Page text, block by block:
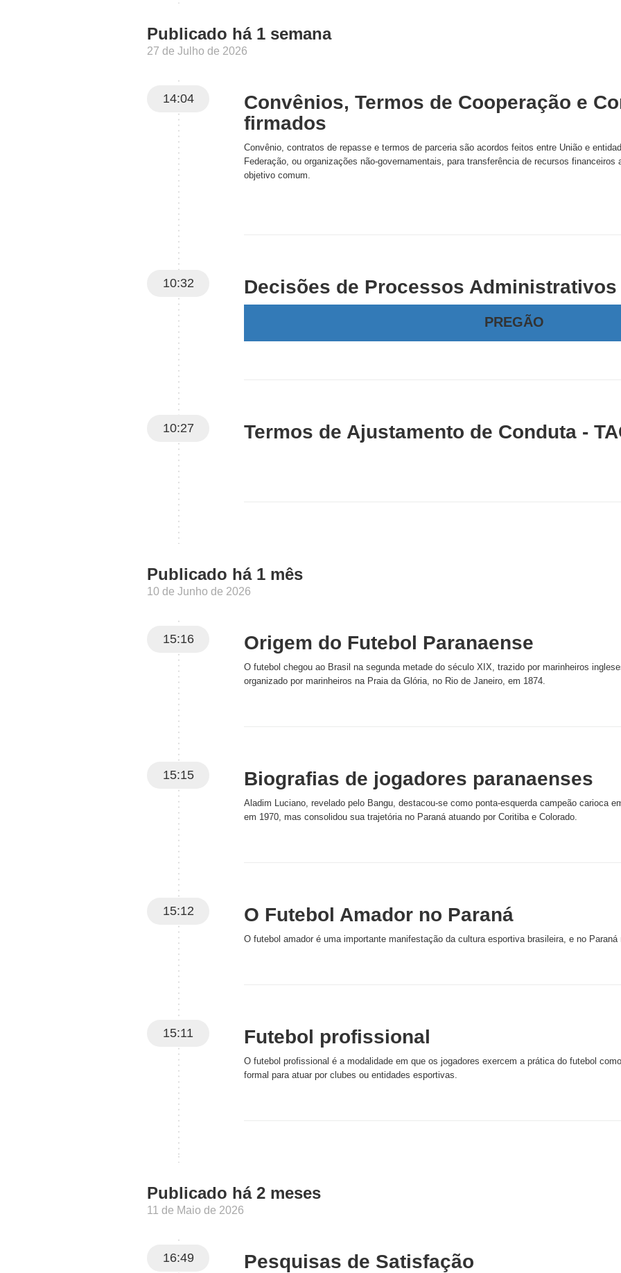
Publicado há 1 semana
27 de Julho de 2026
14:04
Convênios, Termos de Cooperação e
firmados
Convênio, contratos de repasse e termos de parceria são acordos feitos entre União e
Federação, ou organizações não-governamentais, para transferência de recursos
objetivo comum.
10:32 Decisões de Processos Administrativos
PREGÃO
10:27 Termos de Ajustamento de Conduta -
Publicado há 1 mês
10 de Junho de 2026
15:16 Origem do Futebol Paranaense
O futebol chegou ao Brasil na segunda metade do século XIX, trazido por marinheiros
organizado por marinheiros na Praia da Glória, no Rio de Janeiro, em 1874.
15:15 Biografias de jogadores paranaenses
Aladim Luciano, revelado pelo Bangu, destacou-se como ponta-esquerda campeão carioca
em 1970, mas consolidou sua trajetória no Paraná atuando por Coritiba e Colorado.
15:12 O Futebol Amador no Paraná
O futebol amador é uma importante manifestação da cultura esportiva brasileira, e no Paraná
15:11 Futebol profissional
O futebol profissional é a modalidade em que os jogadores exercem a prática do futebol
formal para atuar por clubes ou entidades esportivas.
Publicado há 2 meses
11 de Maio de 2026
16:49 Pesquisas de Satisfação